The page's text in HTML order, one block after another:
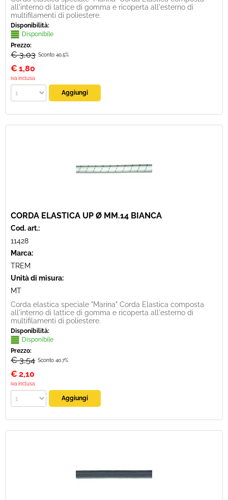
all'interno di lattice di gomma e ricoperta all'esterno di
multifilamenti di poliestere.
Disponibilità:
Disponibile
Prezzo:
€ 3,03 Sconto 40.5%
€ 1,80
iva inclusa
CORDA ELASTICA UP Ø MM.14 BIANCA
Cod. art.:
11428
Marca:
TREM
Unità di misura:
MT
Corda elastica speciale "Marina" Corda Elastica composta
all'interno di lattice di gomma e ricoperta all'esterno di
multifilamenti di poliestere.
Disponibilità:
Disponibile
Prezzo:
€ 3,54 Sconto 40.7%
€ 2,10
iva inclusa